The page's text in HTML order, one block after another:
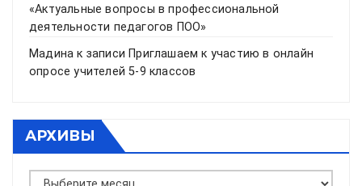
«Актуальные вопросы в профессиональной
деятельности педагогов ПОО»
Мадина к записи Приглашаем к участию в онлайн
опросе учителей 5-9 классов
АРХИВЫ
Архивы